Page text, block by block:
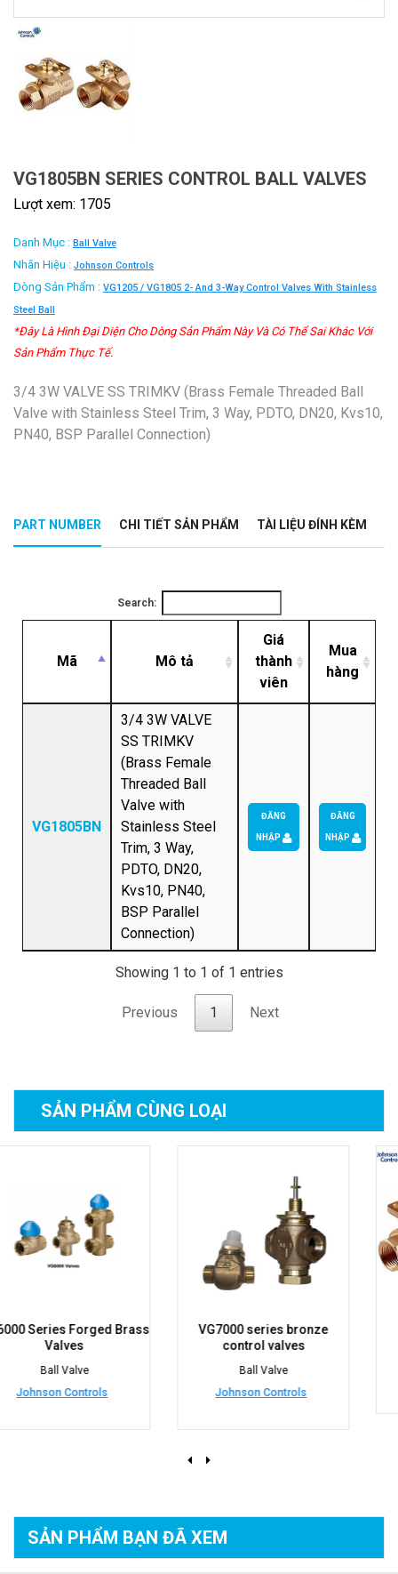
VG1805BN SERIES CONTROL BALL VALVES
Lượt xem: 1705
Danh Mục : Ball Valve
Nhãn Hiệu : Johnson Controls
Dòng Sản Phẩm : VG1205 / VG1805 2- And 3-Way Control Valves With Stainless
Steel Ball
*Đây Là Hình Đại Diện Cho Dòng Sản Phẩm Này Và Có Thể Sai Khác Với
Sản Phẩm Thực Tế.
3/4 3W VALVE SS TRIMKV (Brass Female Threaded Ball
Valve with Stainless Steel Trim, 3 Way, PDTO, DN20, Kvs10,
PN40, BSP Parallel Connection)
PART NUMBER CHI TIẾT SẢN PHẨM TÀI LIỆU ĐÍNH KÈM
Search:
Mã Mô tả
Giá
thành
viên
Mua
hàng
VG1805BN
3/4 3W VALVE
SS TRIMKV
(Brass Female
Threaded Ball
Valve with
Stainless Steel
Trim, 3 Way,
PDTO, DN20,
Kvs10, PN40,
BSP Parallel
Connection)
ĐĂNG
NHẬP
ĐĂNG
NHẬP
Showing 1 to 1 of 1 entries
Previous 1 Next
SẢN PHẨM CÙNG LOẠI
VG7000 series bronze
control valves
Johnson Controls
VG1000 Threaded
Johnson Controls
SẢN PHẨM BẠN ĐÃ XEM